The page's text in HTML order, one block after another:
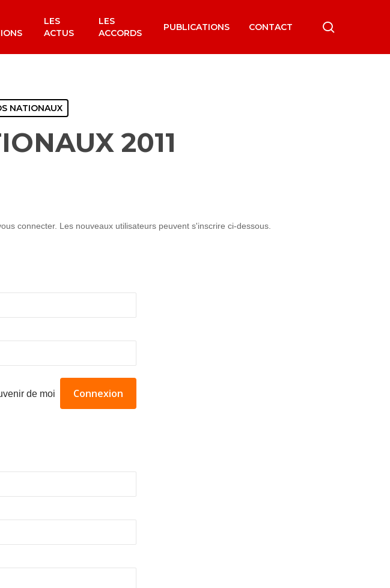
LES
ACTUS
LES
ACCORDS
PUBLICATIONS CONTACT
NATIONAUX
2011
connecter. Les nouveaux utilisateurs peuvent s'inscrire ci-dessous.
de moi